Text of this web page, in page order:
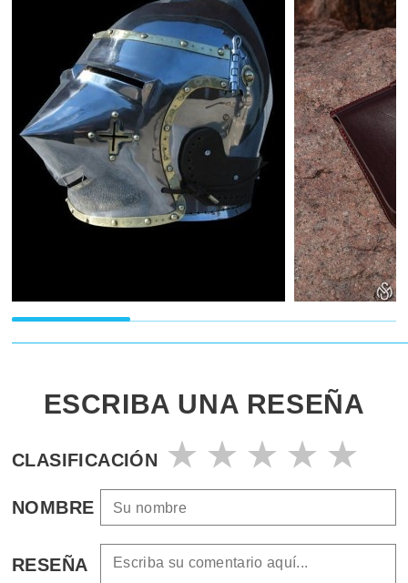
ESCRIBA UNA RESEÑA
CLASIFICACIÓN
NOMBRE
RESEÑA